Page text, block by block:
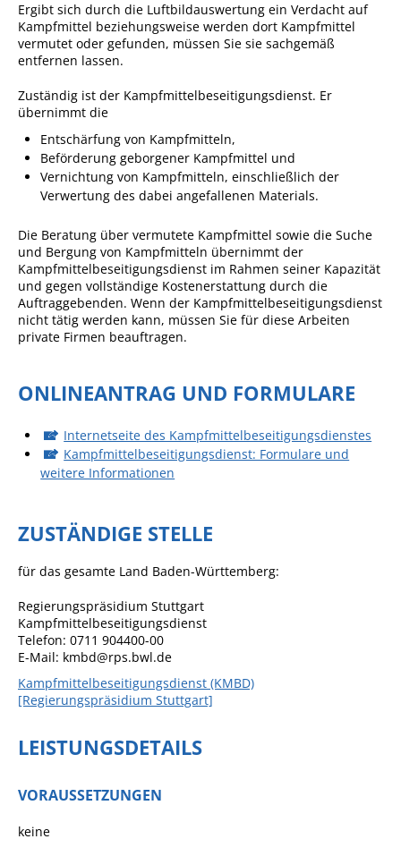
Gemeindebücherei
Freiwillige Feuerwehr
Bauhof
Friedhof
Kläranlage
Kommunale
Wärmeplanung
Gemmrigheimer
Zahlen & Fakten
Öffnungszeiten
Bürgerservice
Ergibt sich durch die Luftbildauswertung ein Verdacht auf
Kampfmittel beziehungsweise werden dort Kampfmittel
vermutet oder gefunden, müssen Sie sie sachgemäß
entfernen lassen.
Zuständig ist der Kampfmittelbeseitigungsdienst. Er
übernimmt die
Entschärfung von Kampfmitteln,
Beförderung geborgener Kampfmittel und
Vernichtung von Kampfmitteln, einschließlich der
Verwertung des dabei angefallenen Materials.
Die Beratung über vermutete Kampfmittel sowie die Suche
und Bergung von Kampfmitteln übernimmt der
Kampfmittelbeseitigungsdienst im Rahmen seiner Kapazität
und gegen vollständige Kostenerstattung durch die
Auftraggebenden. Wenn der Kampfmittelbeseitigungsdienst
nicht tätig werden kann, müssen Sie für diese Arbeiten
private Firmen beauftragen.
ONLINEANTRAG UND FORMULARE
Internetseite des Kampfmittelbeseitigungsdienstes
Kampfmittelbeseitigungsdienst: Formulare und
weitere Informationen
ZUSTÄNDIGE STELLE
für das gesamte Land Baden-Württemberg:
Regierungspräsidium Stuttgart
Kampfmittelbeseitigungsdienst
Telefon: 0711 904400-00
E-Mail: kmbd@rps.bwl.de
Kampfmittelbeseitigungsdienst (KMBD)
[Regierungspräsidium Stuttgart]
LEISTUNGSDETAILS
VORAUSSETZUNGEN
keine